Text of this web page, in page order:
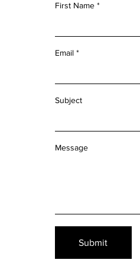
First Name
Email
Subject
Message
Submit